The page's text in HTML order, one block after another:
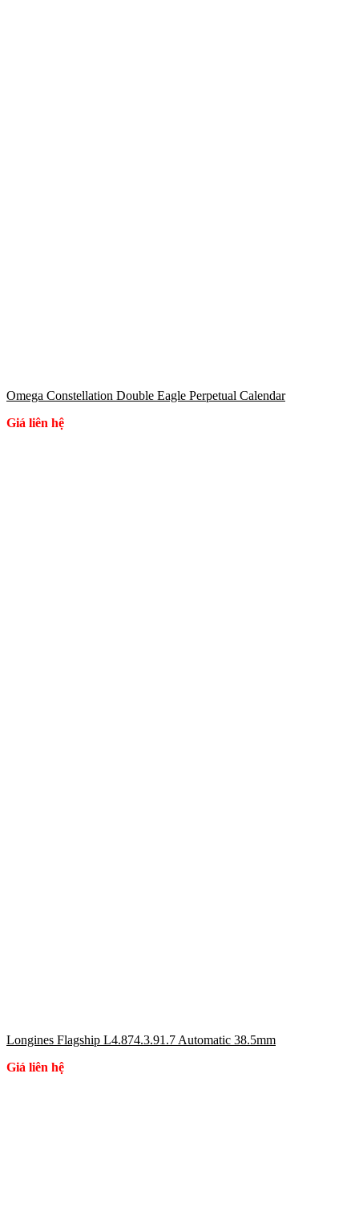
Omega Constellation Double Eagle Perpetual Calendar
Giá liên hệ
Longines Flagship L4.874.3.91.7 Automatic 38.5mm
Giá liên hệ